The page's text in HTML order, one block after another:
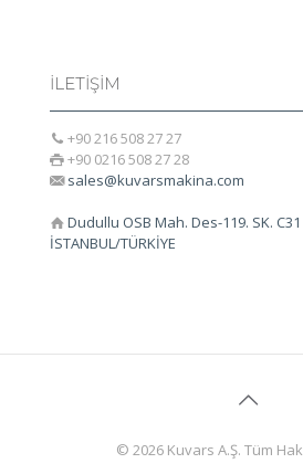
İLETİŞİM
+90 216 508 27 27
+90 0216 508 27 28
sales@kuvarsmakina.com
Dudullu OSB Mah. Des-119. SK.
İSTANBUL/TÜRKİYE
© 2026 Kuvars A.Ş. Tüm